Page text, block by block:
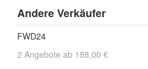
Andere Verkäufer
FWD24
2 Angebote ab 188,00 €